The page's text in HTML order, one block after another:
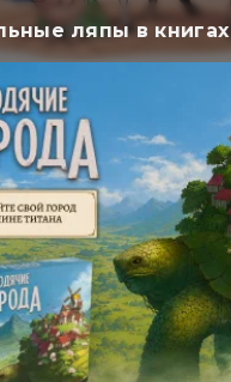
ляпы в книгах